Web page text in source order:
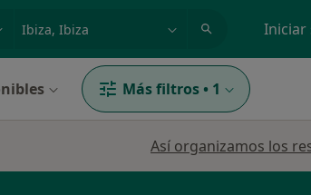
Iniciar
Más filtros • 1
Así organizamos los